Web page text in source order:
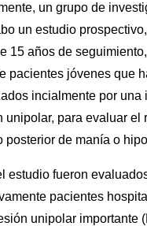
un grupo de
un estudio
15 años de
pacientes jóvenes que
incialmente por una
unipolar, para evaluar el
posterior de manía o
estudio fueron
pacientes
unipolar importante